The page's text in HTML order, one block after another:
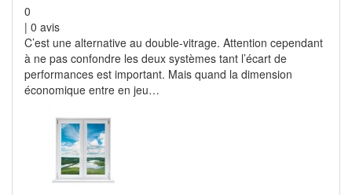
0
| 0 avis
C’est une alternative au double-vitrage. Attention cependant
à ne pas confondre les deux systèmes tant l’écart de
performances est important. Mais quand la dimension
économique entre en jeu…